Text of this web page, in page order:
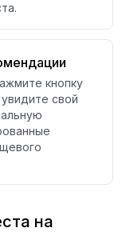
кнопку
свой
на